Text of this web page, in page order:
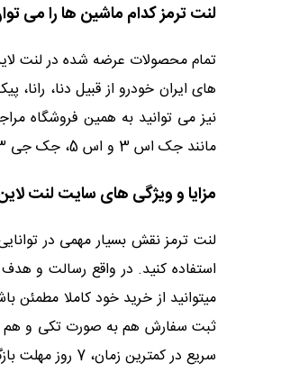
لنت ترمز کدام ماشین ها را می
مانند جک اس 3 و اس 5، جک جی 3، جی 4 و جی 5، ماکسیما و سوناتا و... نیز می توانید از اجناس ارائه شده در این وبسیت استفاده کنید.
مزایا و ویژگی های سایت لنت
لنت ترمز نقش بسیار مهمی در
استفاده کنید. در واقع رسالت و
میتوانید از خرید خود کاملا مطمئن
ثبت سفارش هم به صورت تکی و هم به
سریع در کمترین زمان، 7 روز مهلت بازگشت کالا و دارا بودن نماد اعتماد الکترونیک از مزایای لنت‌لاین می‌باشد.